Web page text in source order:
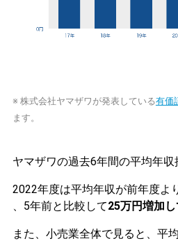
※ 株式会社ヤマザワが発表している有価
ます。
ヤマザワの過去6年間の平均年収
2022年度は平均年収が前年度よ
、5年前と比較して25万円増加し
また、小売業全体で見ると、平